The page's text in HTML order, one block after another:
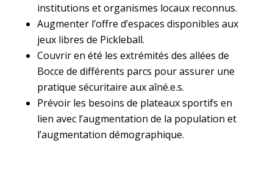
institutions et organismes locaux reconnus.
Augmenter l’offre d’espaces disponibles aux
jeux libres de Pickleball.
Couvrir en été les extrémités des allées de
Bocce de différents parcs pour assurer une
pratique sécuritaire aux aîné.e.s.
Prévoir les besoins de plateaux sportifs en
lien avec l’augmentation de la population et
l’augmentation démographique.